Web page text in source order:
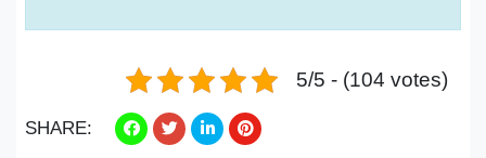
5/5 - (104 votes)
SHARE: